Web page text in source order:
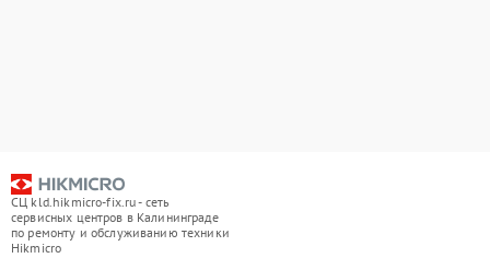
СЦ kld.hikmicro-fix.ru - сеть
сервисных центров в Калининграде
по ремонту и обслуживанию техники
Hikmicro